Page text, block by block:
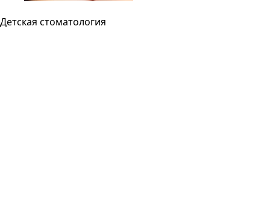
Детская стоматология